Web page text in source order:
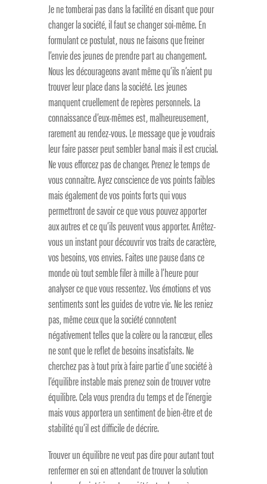
Je ne tomberai pas dans la facilité en disant que pour
changer la société, il faut se changer soi-même. En
formulant ce postulat, nous ne faisons que freiner
l’envie des jeunes de prendre part au changement.
Nous les décourageons avant même qu’ils n’aient pu
trouver leur place dans la société. Les jeunes
manquent cruellement de repères personnels. La
connaissance d’eux-mêmes est, malheureusement,
rarement au rendez-vous. Le message que je voudrais
leur faire passer peut sembler banal mais il est crucial.
Ne vous efforcez pas de changer. Prenez le temps de
vous connaitre. Ayez conscience de vos points faibles
mais également de vos points forts qui vous
permettront de savoir ce que vous pouvez apporter
aux autres et ce qu’ils peuvent vous apporter. Arrêtez-
vous un instant pour découvrir vos traits de caractère,
vos besoins, vos envies. Faites une pause dans ce
monde où tout semble filer à mille à l’heure pour
analyser ce que vous ressentez. Vos émotions et vos
sentiments sont les guides de votre vie. Ne les reniez
pas, même ceux que la société connotent
négativement telles que la colère ou la rancœur, elles
ne sont que le reflet de besoins insatisfaits. Ne
cherchez pas à tout prix à faire partie d’une société à
l’équilibre instable mais prenez soin de trouver votre
équilibre. Cela vous prendra du temps et de l’énergie
mais vous apportera un sentiment de bien-être et de
stabilité qu’il est difficile de décrire.
Trouver un équilibre ne veut pas dire pour autant tout
renfermer en soi en attendant de trouver la solution